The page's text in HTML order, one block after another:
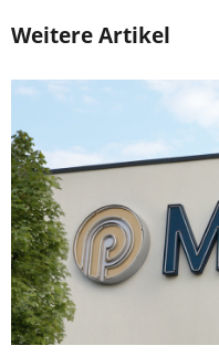
Weitere Artikel